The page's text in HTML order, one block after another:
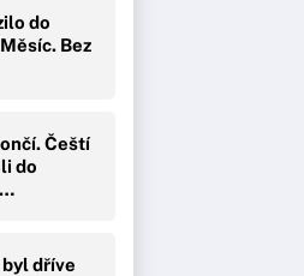
do
Bez
Čeští
do
dříve